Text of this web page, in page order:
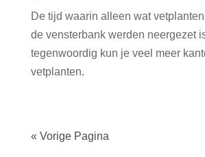
De tijd waarin alleen wat
de vensterbank werden neergezet
tegenwoordig kun je veel meer
vetplanten.
« Vorige Pagina